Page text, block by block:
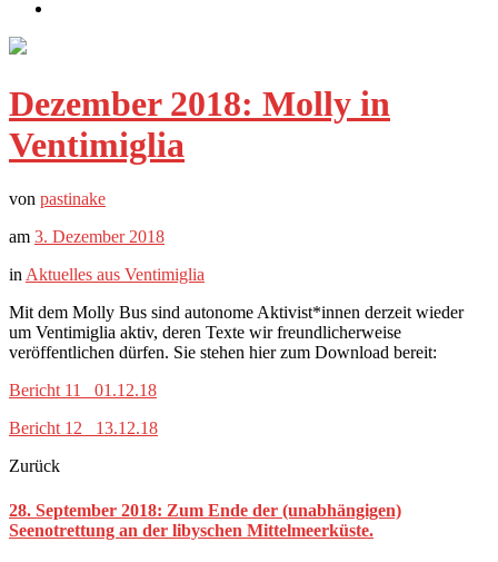
Dezember 2018: Molly in
Ventimiglia
von pastinake
am 3. Dezember 2018
in Aktuelles aus Ventimiglia
Mit dem Molly Bus sind autonome Aktivist*innen derzeit wieder
um Ventimiglia aktiv, deren Texte wir freundlicherweise
veröffentlichen dürfen. Sie stehen hier zum Download bereit:
Bericht 11 01.12.18
Bericht 12 13.12.18
Zurück
28. September 2018: Zum Ende der (unabhängigen)
Seenotrettung an der libyschen Mittelmeerküste.